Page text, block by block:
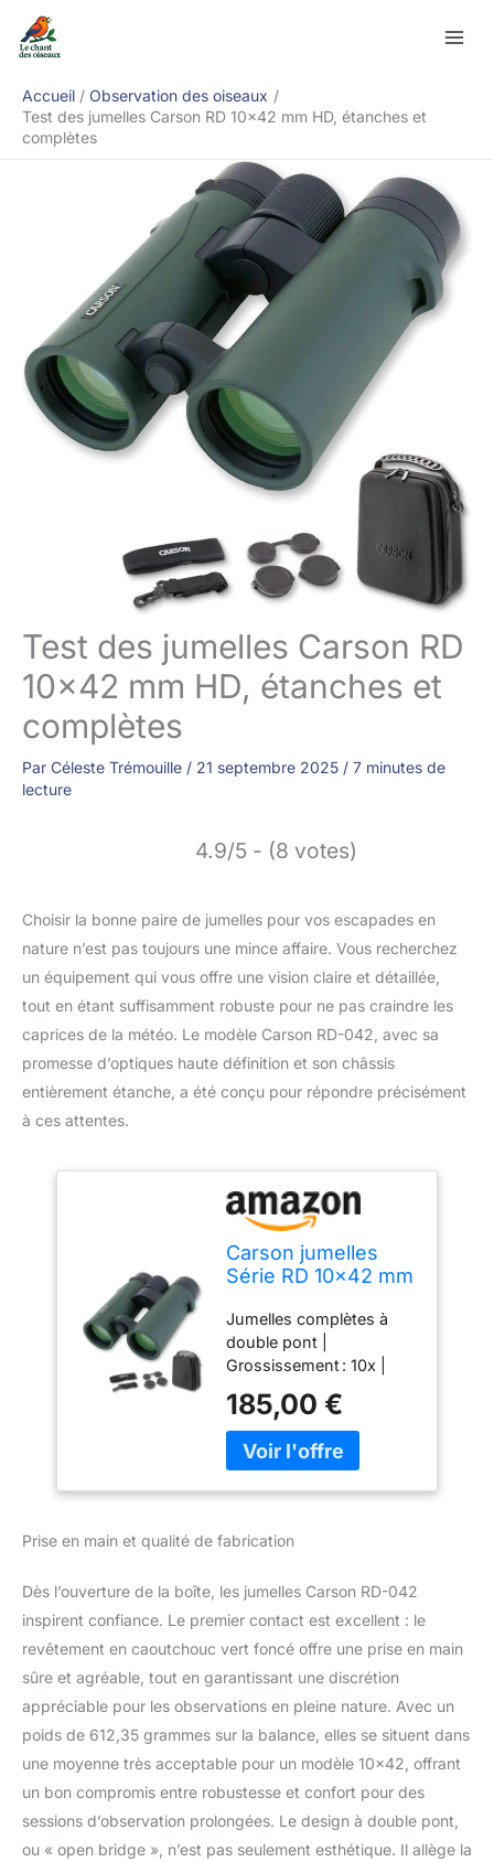
Accueil
Observation des oiseaux
Test des jumelles Carson RD 10×42 mm HD, étanches et
complètes
Test des jumelles Carson RD
10×42 mm HD, étanches et
complètes
Par Céleste Trémouille / 21 septembre 2025 / 7 minutes de
lecture
4.9/5 - (8 votes)
Choisir la bonne paire de jumelles pour vos escapades en
nature n’est pas toujours une mince affaire. Vous recherchez
un équipement qui vous offre une vision claire et détaillée,
tout en étant suffisamment robuste pour ne pas craindre les
caprices de la météo. Le modèle Carson RD-042, avec sa
promesse d’optiques haute définition et son châssis
entièrement étanche, a été conçu pour répondre précisément
à ces attentes.
Carson jumelles
Série RD 10x42 mm
étanches à double
pont (RD-042)
Verte
Jumelles complètes à
double pont |
Grossissement : 10x |
mm | Couleur : vert
foncé Purgées à l’azote
et scellées par des joint
la buée | Idéales pour
oiseaux, les randonnées,
les excursions
touristiques, les
sportifs, les concerts et
une multitude d’autres
activités Prismes de
qualité BAK-4 et lentilles
multicouches complets
produisent des images
ultra claires et nettes
sans distorsions | Les
185,00 €
Prise en main et qualité de fabrication
Dès l’ouverture de la boîte, les jumelles Carson RD-042
inspirent confiance. Le premier contact est excellent : le
revêtement en caoutchouc vert foncé offre une prise en main
sûre et agréable, tout en garantissant une discrétion
appréciable pour les observations en pleine nature. Avec un
poids de 612,35 grammes sur la balance, elles se situent dans
une moyenne très acceptable pour un modèle 10×42, offrant
un bon compromis entre robustesse et confort pour des
sessions d’observation prolongées. Le design à double pont,
ou « open bridge », n’est pas seulement esthétique. Il allège la
Rechercher